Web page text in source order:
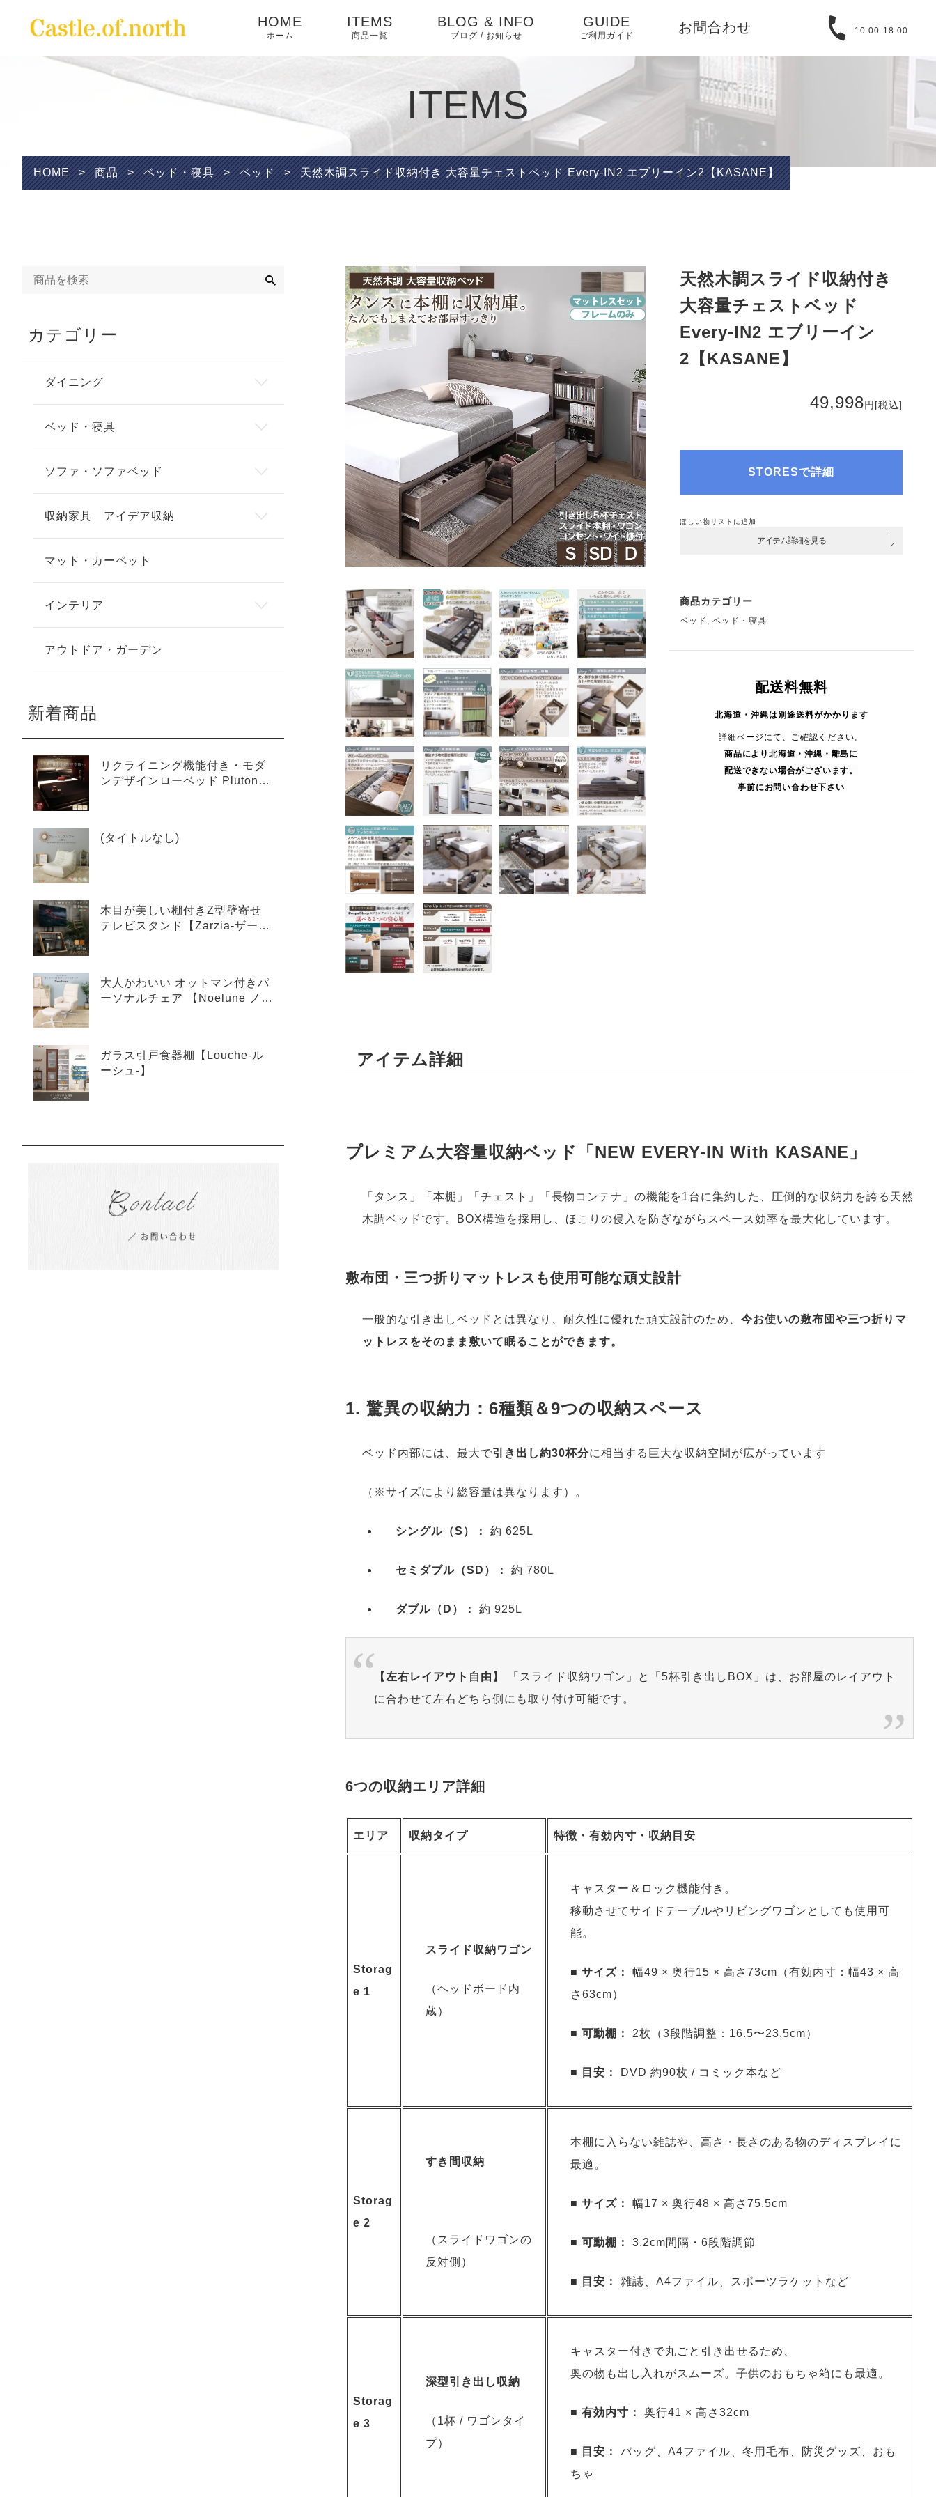
HOME
ホーム
ITEMS
商品一覧
ダイニング
テーブル
椅子
ベッド
マットレス・敷布団
ド
テレビ台
アイデア家具
マット・カーペット
ペット用品
アウトドア・ガーデ
BLOG & INFO
ブログ / お知らせ
相互リンク
ピックアップ
GUIDE
ご利用ガイド
よくある質問
く表記
プライバシーポリシ
ー
お問合わせ 10:00-18:00
ITEMS
HOME > 商品 > ベッド・寝具 > ベッド > 天然木調スライド収納付き 大容量チェストベッド Every-IN2 エブリーイン2【KASANE】
天然木調スライド収納付き
大容量チェストベッド
Every-IN2 エブリーイン
2【KASANE】
49,998円 [税込]
STORESで詳細
ほしい物リストに追加
アイテム詳細を見る
商品カテゴリー
ベッド , ベッド・寝具
配送料無料
北海道・沖縄は別途送料がかかります
詳細ページにて、ご確認ください。
商品により 北海道・沖縄・ 離島に
配送できない場合がございます。
事前にお問い合わせ下さい
アイテム詳細
プレミアム大容量収納ベッド「NEW EVERY-IN With KASANE」
「タンス」「本棚」「チェスト」「長物コンテナ」の機能を1台に集約した、圧倒的な収納力を誇る天然
木調ベッドです。BOX構造を採用し、ほこりの侵入を防ぎながらスペース効率を最大化しています。
敷布団・三つ折りマットレスも使用可能な頑丈設計
一般的な引き出しベッドとは異なり、耐久性に優れた頑丈設計のため、 今お使いの敷布団や三つ折りマ
ットレスをそのまま敷いて眠ることができます。
1. 驚異の収納力：6種類＆9つの収納スペース
ベッド内部には、最大で引き出し約30杯分に相当する巨大な収納空間が広がっています
（※サイズにより総容量は異なります）。
シングル（S）： 約 625L
セミダブル（SD）： 約 780L
ダブル（D）： 約 925L
【左右レイアウト自由】
「スライド収納ワゴン」と「5杯引き出しBOX」は、お部屋のレイアウト
に合わせて左右どちら側にも取り付け可能です。
6つの収納エリア詳細
エリア 収納タイプ 特徴・有効内寸・収納目安
Storag
e 1
スライド収納ワゴン
（ヘッドボード内
蔵）
キャスター＆ロック機能付き。
移動させてサイドテーブルやリビングワゴンとしても使用可
能。
■ サイズ：
幅49 × 奥行15 × 高さ73cm（有効内寸：幅43 × 高
さ63cm）
■ 可動棚： 2枚（3段階調整：16.5〜23.5cm）
■ 目安： DVD 約90枚 / コミック本など
Storag
e 2
すき間収納
（スライドワゴンの
反対側）
本棚に入らない雑誌や、高さ・長さのある物のディスプレイに
最適。
■ サイズ： 幅17 × 奥行48 × 高さ75.5cm
■ 可動棚： 3.2cm間隔・6段階調節
■ 目安： 雑誌、A4ファイル、スポーツラケットなど
Storag
e 3
深型引き出し収納
（1杯 / ワゴンタイ
プ）
キャスター付きで丸ごと引き出せるため、
奥の物も出し入れがスムーズ。子供のおもちゃ箱にも最適。
■ 有効内寸： 奥行41 × 高さ32cm
■ 目安：
バッグ、A4ファイル、冬用毛布、防災グッズ、おも
ちゃ
カテゴリー
ダイニング
ベッド・寝具
ソファ・ソファベッド
収納家具 アイデア収納
マット・カーペット
インテリア
アウトドア・ガーデン
新着商品
リクライニング機能付き・モダ
ンデザインローベッド Plutone
(タイトルなし)
木目が美しい棚付きZ型壁寄せ
テレビスタンド【Zarzia-ザージ
大人かわいい オットマン付きパ
ーソナルチェア 【Noelune ノエ
ガラス引戸食器棚【Louche-ル
ーシュ-】